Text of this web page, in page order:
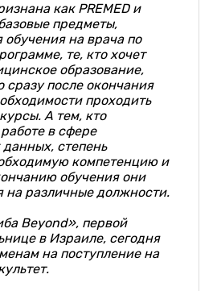
как PREMED и
предметы,
на врача по
те, кто хочет
образование,
сразу после окончания
проходить
А тем, кто
в сфере
степень
компетенцию и
обучения они
на различные должности.
Beyond», первой
в Израиле, сегодня
на поступление на